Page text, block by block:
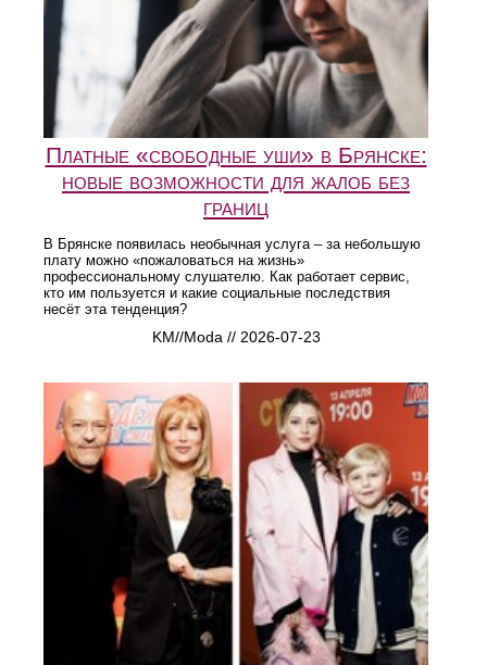
Платные «свободные уши» в Брянске:
новые возможности для жалоб без
границ
В Брянске появилась необычная услуга – за небольшую
плату можно «пожаловаться на жизнь»
профессиональному слушателю. Как работает сервис,
кто им пользуется и какие социальные последствия
несёт эта тенденция?
KM//Moda // 2026-07-23